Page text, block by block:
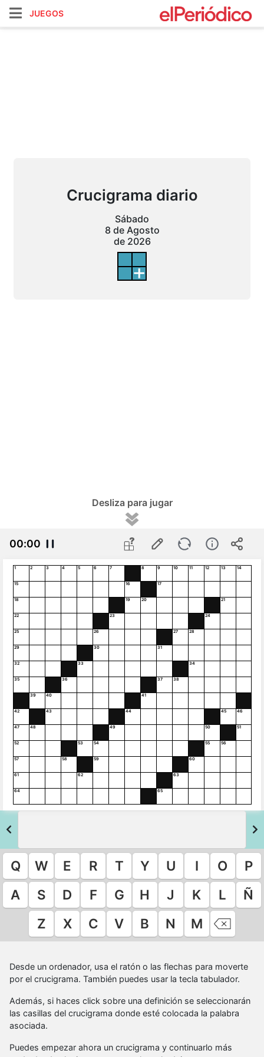
JUEGOS
Crucigrama diario
Sábado
8 de Agosto
de 2026
Desliza para jugar
00:00
1 2 3 4 5 6 7 8 9 10 11 12 13 14
15 16 17
18 19 20 21
22 23 24
25 26 27 28
29 30 31
32 33 34
35 36 37 38
39 40 41
42 43 44 45 46
47 48 49 50 51
52 53 54 55 56
57 58 59 60
61 62 63
64 65
Q W E R T Y U I O
P
A
S D F G H J K L
Ñ
Z
X C V B N M
Desde un ordenador, usa el ratón o las flechas para moverte
por el crucigrama. También puedes usar la tecla tabulador.
Además, si haces click sobre una definición se seleccionarán
las casillas del crucigrama donde esté colocada la palabra
asociada.
Puedes empezar ahora un crucigrama y continuarlo más